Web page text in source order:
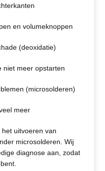
en volumeknoppen
(deoxidatie)
niet meer opstarten
(microsolderen)
meer
uitvoeren van
microsolderen. Wij
diagnose aan, zodat